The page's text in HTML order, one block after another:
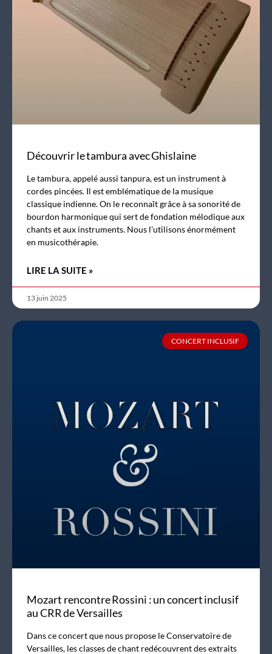
Découvrir le tambura avec Ghislaine
Le tambura, appelé aussi tanpura, est un instrument à
cordes pincées. Il est emblématique de la musique
classique indienne. On le reconnaît grâce à sa sonorité de
bourdon harmonique qui sert de fondation mélodique aux
chants et aux instruments. Nous l’utilisons énormément
en musicothérapie.
LIRE LA SUITE »
13 juin 2025
CONCERT INCLUSIF
Mozart rencontre Rossini : un concert inclusif
au CRR de Versailles
Dans ce concert que nous propose le Conservatoire de
Versailles, les classes de chant redécouvrent des extraits